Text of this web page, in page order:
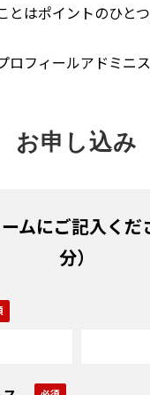
はポイントのひとつ
ロフィールアドミニス
お申し込み
ムにご記入くだ
分）